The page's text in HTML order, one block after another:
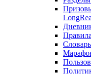
Правила
Словарь